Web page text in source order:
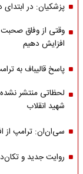
پزشکیان: در
وقتی از وفاق صحبت
افزایش دهیم
پاسخ قالیباف به
لحظاتی منتشر نشده
شهید انقلاب
سی‌ان‌ان: ترامپ از
روایت جدید و